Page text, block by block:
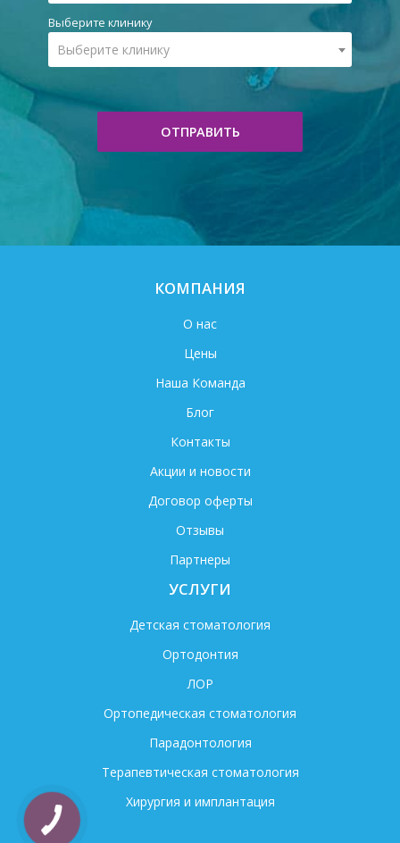
Выберите клинику
Выберите клинику
ОТПРАВИТЬ
КОМПАНИЯ
О нас
Цены
Наша Команда
Блог
Контакты
Акции и новости
Договор оферты
Отзывы
Партнеры
УСЛУГИ
Детская стоматология
Ортодонтия
ЛОР
Ортопедическая стоматология
Парадонтология
Терапевтическая стоматология
Хирургия и имплантация